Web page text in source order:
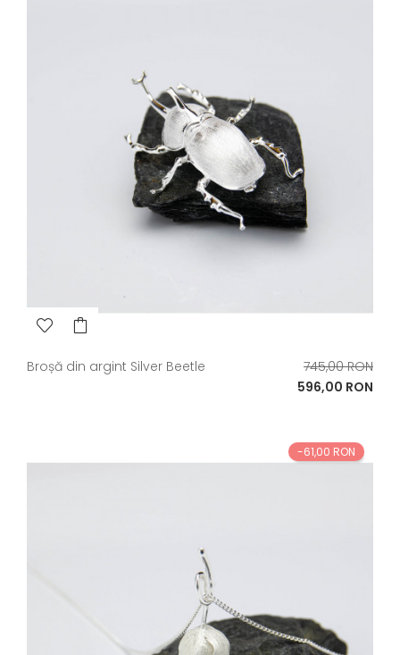
Broșă din argint Silver Beetle
Pret
de
745,00 RON
Pret
596,00 RON
-61,00 RON